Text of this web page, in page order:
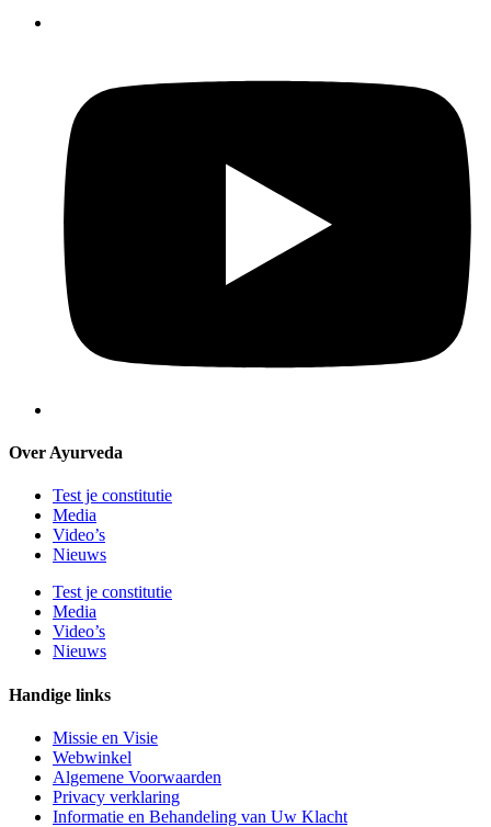
Over Ayurveda
Test je constitutie
Media
Video’s
Nieuws
Test je constitutie
Media
Video’s
Nieuws
Handige links
Missie en Visie
Webwinkel
Algemene Voorwaarden
Privacy verklaring
Informatie en Behandeling van Uw Klacht